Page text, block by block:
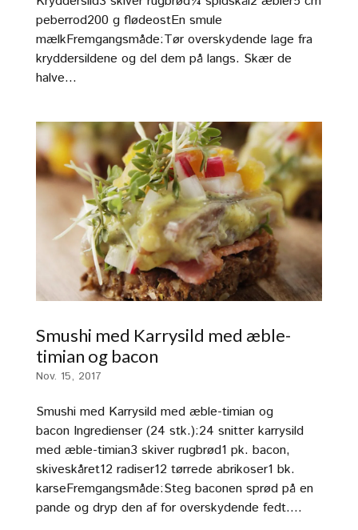
peberrod200 g flødeostEn smule
mælkFremgangsmåde:Tør overskydende lage fra
kryddersildene og del dem på langs. Skær de
halve...
Smushi med Karrysild med æble-
timian og bacon
Nov. 15, 2017
Smushi med Karrysild med æble-timian og
bacon Ingredienser (24 stk.):24 snitter karrysild
med æble-timian3 skiver rugbrød1 pk. bacon,
skiveskåret12 radiser12 tørrede abrikoser1 bk.
karseFremgangsmåde:Steg baconen sprød på en
pande og dryp den af for overskydende fedt....